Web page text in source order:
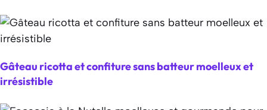
Gâteau ricotta et confiture sans batteur moelleux et
irrésistible